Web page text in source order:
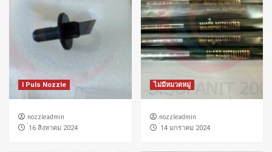
I Puls Nozzle
nozzleadmin
่16 สิงหาคม 2024
ไม่มีหมวดหมู่
nozzleadmin
่14 มกราคม 2024